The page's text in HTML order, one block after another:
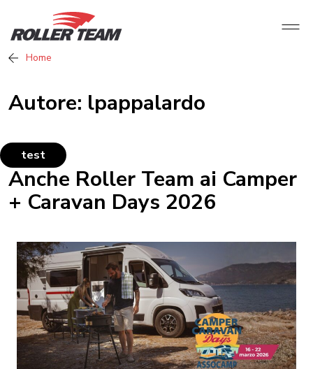
Home
Autore: lpappalardo
test
Anche Roller Team ai Camper
+ Caravan Days 2026